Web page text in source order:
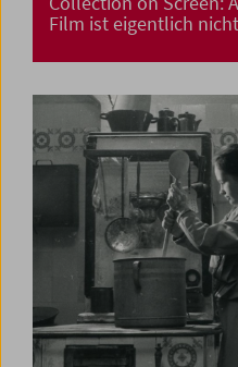
Film ist eigentlich